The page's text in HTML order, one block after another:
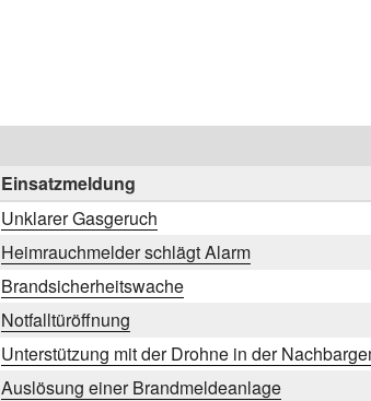
Einsatzmeldung
Unklarer Gasgeruch
Heimrauchmelder schlägt Alarm
Brandsicherheitswache
Notfalltüröffnung
Unterstützung mit der Drohne in der
Auslösung einer Brandmeldeanlage